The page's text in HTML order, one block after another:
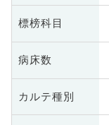
標榜科目
病床数
カルテ種別